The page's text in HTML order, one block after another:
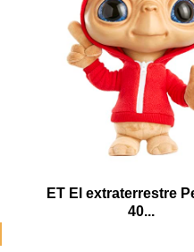
ET El extraterrestre
40...